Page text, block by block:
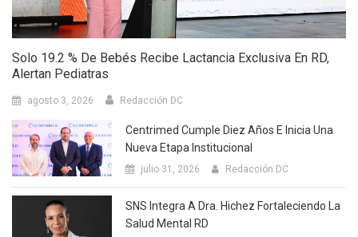
Solo 19.2 % De Bebés Recibe Lactancia Exclusiva En RD,
Alertan Pediatras
agosto 3, 2026 Redacción DC
Centrimed Cumple Diez Años E Inicia Una
Nueva Etapa Institucional
julio 31, 2026 Redacción DC
SNS Integra A Dra. Hichez Fortaleciendo La
Salud Mental RD